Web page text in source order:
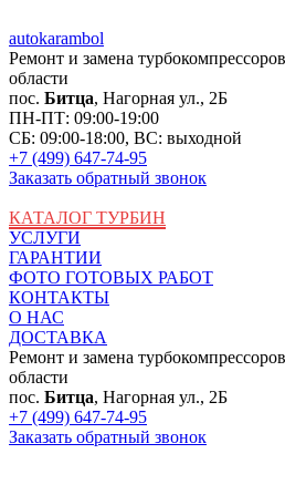
autokarambol
Ремонт и замена
области
пос. Битца, Нагорная ул., 2Б
ПН-ПТ: 09:00-19:00
СБ: 09:00-18:00, ВС: выходной
+7 (499) 647-74-95
Заказать обратный звонок
КАТАЛОГ ТУРБИН
УСЛУГИ
ГАРАНТИИ
ФОТО ГОТОВЫХ РАБОТ
КОНТАКТЫ
О НАС
ДОСТАВКА
Ремонт и замена
области
пос. Битца, Нагорная ул., 2Б
+7 (499) 647-74-95
Заказать обратный звонок